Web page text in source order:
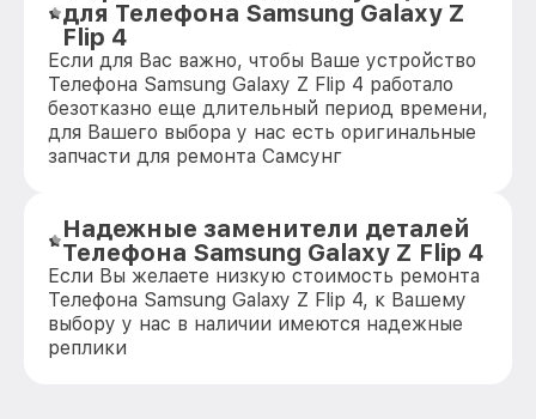
для Телефона Samsung Galaxy Z
Flip 4
Если для Вас важно, чтобы Ваше устройство
Телефона Samsung Galaxy Z Flip 4 работало
безотказно еще длительный период времени,
для Вашего выбора у нас есть оригинальные
запчасти для ремонта Самсунг
Надежные заменители деталей
Телефона Samsung Galaxy Z Flip 4
Если Вы желаете низкую стоимость ремонта
Телефона Samsung Galaxy Z Flip 4, к Вашему
выбору у нас в наличии имеются надежные
реплики